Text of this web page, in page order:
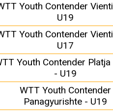
Youth Contender
U19
Youth Contender
U17
Youth Contender Platja
- U19
WTT Youth Contender
Panagyurishte - U19